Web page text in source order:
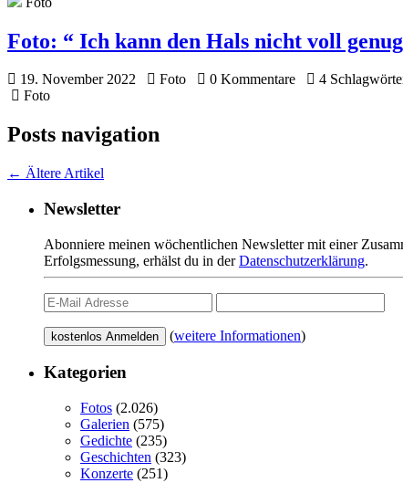
Foto: “ Ich kann den Hals nicht voll
19. November 2022 Foto 0 Kommentare
4
Foto
Posts navigation
← Ältere Artikel
Newsletter
Abonniere meinen wöchentlichen Newsletter mit einer
Erfolgsmessung, erhälst du in derDatenschutzerklärung.
(weitere Informationen)
Kategorien
Fotos (2.026)
Galerien (575)
Gedichte (235)
Geschichten (323)
Konzerte (251)